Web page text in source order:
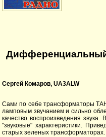
Сергей Комаров, UA3ALW
Сами по себе трансформаторы ТАН
ламповым звучанием и сильно
качество воспроизведения
"звуковые" характеристики.
старых зеленых трансформаторах.